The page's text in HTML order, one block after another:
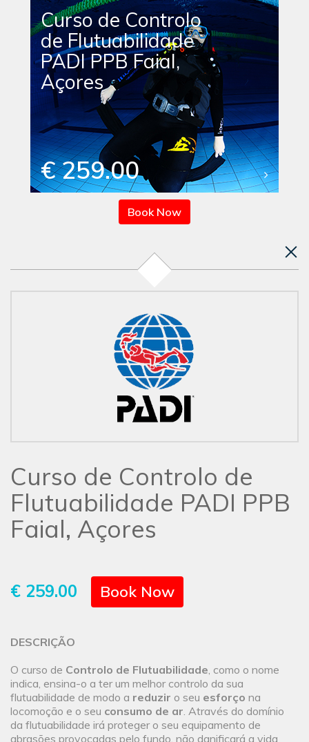
Curso de Controlo
de Flutuabilidade
PADI PPB Faial,
Açores
€ 259.00
Book Now
Curso de Controlo de
Flutuabilidade PADI PPB
Faial, Açores
€ 259.00 Book Now
DESCRIÇÃO
O curso de Controlo de Flutuabilidade, como o nome
indica, ensina-o a ter um melhor controlo da sua
flutuabilidade de modo a reduzir o seu esforço na
locomoção e o seu consumo de ar. Através do domínio
da flutuabilidade irá proteger o seu equipamento de
abrasões provocadas pelo fundo, não danificará a vida